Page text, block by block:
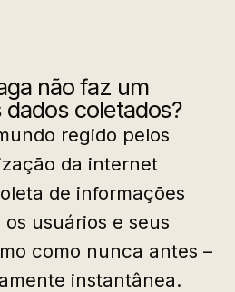
não faz um
coletados?
regido pelos
da internet
de informações
usuários e seus
como nunca antes –
instantânea.